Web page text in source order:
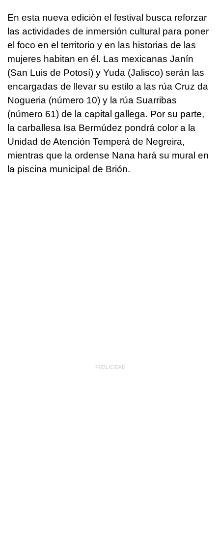
En esta nueva edición el festival busca reforzar
las actividades de inmersión cultural para poner
el foco en el territorio y en las historias de las
mujeres habitan en él. Las mexicanas Janín
(San Luis de Potosí) y Yuda (Jalisco) serán las
encargadas de llevar su estilo a las rúa Cruz da
Nogueria (número 10) y la rúa Suarribas
(número 61) de la capital gallega. Por su parte,
la carballesa Isa Bermúdez pondrá color a la
Unidad de Atención Temperá de Negreira,
mientras que la ordense Nana hará su mural en
la piscina municipal de Brión.